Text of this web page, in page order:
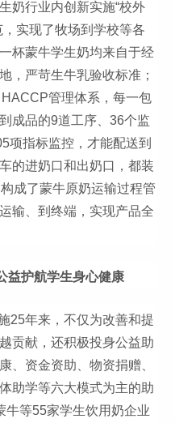
奶行业内创新实施“校外
实现了牧场到学校等各
杯蒙牛学生奶均来自于经
，严苛生牛乳验收标准；
管理体系，每一包
成品的9道工序、36个监
项指标监控，才能配送到
的进奶口和出奶口，都装
成了蒙牛原奶运输过程管
输、到终端，实现产品全
益护航学生身心健康
25年来，不仅为改善和提
贡献，还积极投身公益助
、资金资助、物资捐赠、
助学等六大模式为主的助
牛等55家学生饮用奶企业